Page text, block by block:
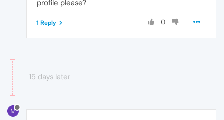
profile please?
0
1 Reply
15 days later
M